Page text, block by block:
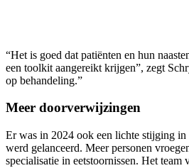
“Het is goed dat patiënten en hun
een toolkit aangereikt krijgen”, zegt
op behandeling.”
Meer doorverwijzingen
Er was in 2024 ook een lichte stijging in
werd gelanceerd. Meer personen
specialisatie in eetstoornissen. Het